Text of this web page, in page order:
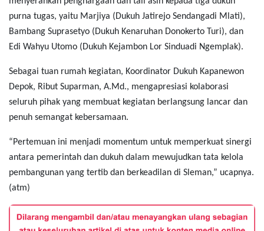
purna tugas, yaitu Marjiya (Dukuh Jatirejo Sendangadi Mlati),
Bambang Suprasetyo (Dukuh Kenaruhan Donokerto Turi), dan
Edi Wahyu Utomo (Dukuh Kejambon Lor Sinduadi Ngemplak).
Sebagai tuan rumah kegiatan, Koordinator Dukuh Kapanewon
Depok, Ribut Suparman, A.Md., mengapresiasi kolaborasi
seluruh pihak yang membuat kegiatan berlangsung lancar dan
penuh semangat kebersamaan.
“Pertemuan ini menjadi momentum untuk memperkuat sinergi
antara pemerintah dan dukuh dalam mewujudkan tata kelola
pembangunan yang tertib dan berkeadilan di Sleman,” ucapnya.
(atm)